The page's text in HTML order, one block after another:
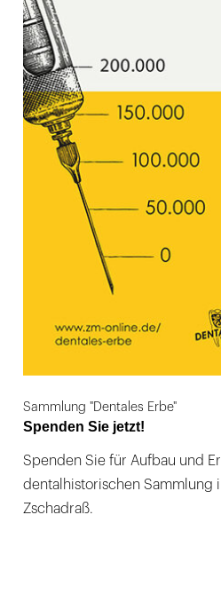
Sammlung "Dentales Erbe"
Spenden Sie jetzt!
Spenden Sie für Aufbau und
dentalhistorischen Sammlung
Zschadraß.